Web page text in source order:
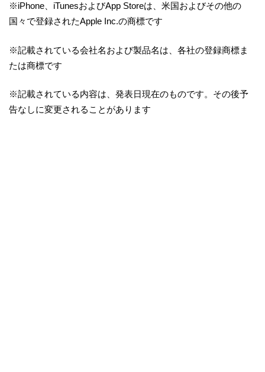
※iPhone、iTunesおよびApp Storeは、米国およびその他の
国々で登録されたApple Inc.の商標です
※記載されている会社名および製品名は、各社の登録商標ま
たは商標です
※記載されている内容は、発表日現在のものです。その後予
告なしに変更されることがあります